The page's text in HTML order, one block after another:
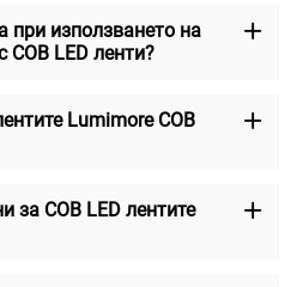
при използването на
LED ленти?
Lumimore COB
за COB LED лентите